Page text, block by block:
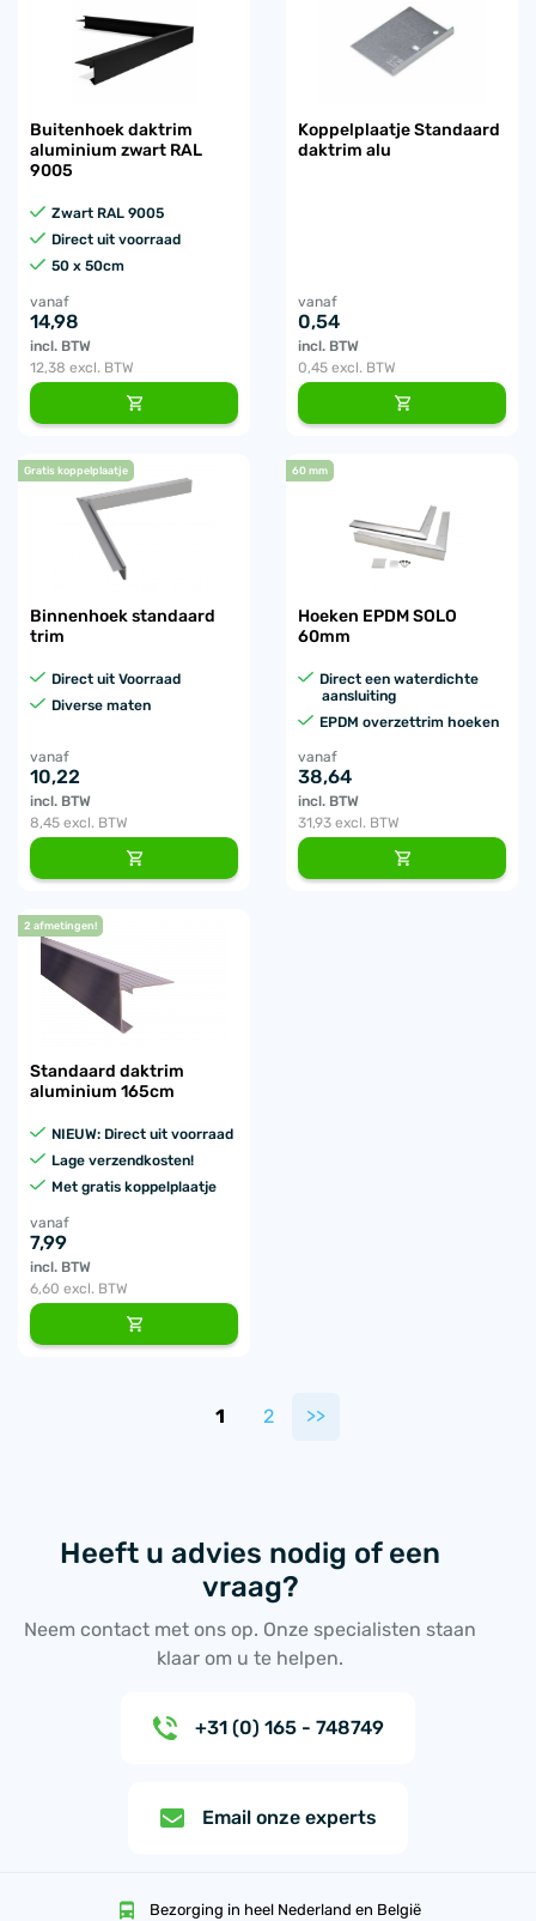
Buitenhoek daktrim
aluminium zwart RAL
9005
Zwart RAL 9005
Direct uit voorraad
50 x 50cm
vanaf
14,98
incl. BTW
12,38 excl. BTW
Koppelplaatje Standaard
daktrim alu
vanaf
0,54
incl. BTW
0,45 excl. BTW
Gratis koppelplaatje
Binnenhoek standaard
trim
Direct uit Voorraad
Diverse maten
vanaf
10,22
incl. BTW
8,45 excl. BTW
60 mm
Hoeken EPDM SOLO
60mm
Direct een waterdichte
aansluiting
EPDM overzettrim hoeken
vanaf
38,64
incl. BTW
31,93 excl. BTW
2 afmetingen!
Standaard daktrim
aluminium 165cm
NIEUW: Direct uit voorraad
Lage verzendkosten!
Met gratis koppelplaatje
vanaf
7,99
incl. BTW
6,60 excl. BTW
1 2 >>
Heeft u advies nodig of een
vraag?
Neem contact met ons op. Onze specialisten staan
klaar om u te helpen.
+31 (0) 165 - 748749
Email onze experts
Bezorging in heel Nederland en België